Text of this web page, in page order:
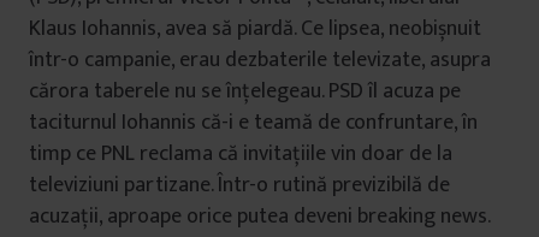
Klaus Iohannis, avea să piardă. Ce lipsea, neobișnuit
într-o campanie, erau dezbaterile televizate, asupra
cărora taberele nu se înțelegeau. PSD îl acuza pe
taciturnul Iohannis că-i e teamă de confruntare, în
timp ce PNL reclama că invitațiile vin doar de la
televiziuni partizane. Într-o rutină previzibilă de
acuzații, aproape orice putea deveni breaking news.